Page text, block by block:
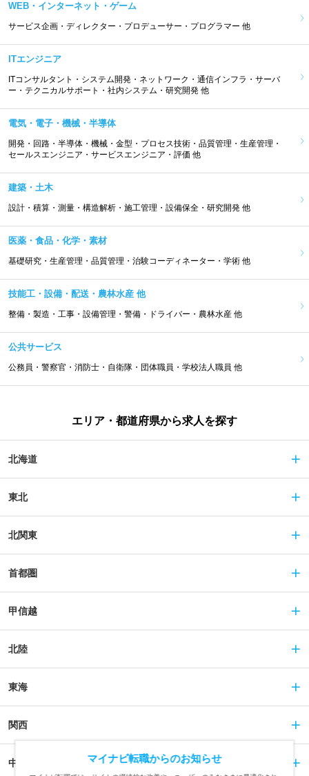
WEB・インターネット・ゲーム
サービス企画・ディレクター・プロデューサー・プログラマー 他
ITエンジニア
ITコンサルタント・システム開発・ネットワーク・通信インフラ・サーバ
ー・テクニカルサポート・社内システム・研究開発 他
電気・電子・機械・半導体
開発・回路・半導体・機械・金型・プロセス技術・品質管理・生産管理・
セールスエンジニア・サービスエンジニア・評価 他
建築・土木
設計・積算・測量・構造解析・施工管理・設備保全・研究開発 他
医薬・食品・化学・素材
基礎研究・生産管理・品質管理・治験コーディネーター・学術 他
技能工・設備・配送・農林水産 他
整備・製造・工事・設備管理・警備・ドライバー・農林水産 他
公共サービス
公務員・警察官・消防士・自衛隊・団体職員・学校法人職員 他
エリア・都道府県から求人を探す
北海道
東北
北関東
首都圏
甲信越
北陸
東海
関西
中国 マイナビ転職からのお知らせ